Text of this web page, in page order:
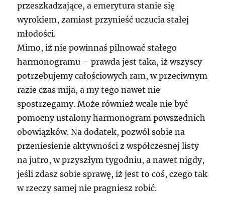
przeszkadzające, a emerytura stanie się
wyrokiem, zamiast przynieść uczucia stałej
młodości.
Mimo, iż nie powinnaś pilnować stałego
harmonogramu – prawda jest taka, iż wszyscy
potrzebujemy całościowych ram, w przeciwnym
razie czas mija, a my tego nawet nie
spostrzegamy. Może również wcale nie być
pomocny ustalony harmonogram powszednich
obowiązków. Na dodatek, pozwól sobie na
przeniesienie aktywności z współczesnej listy
na jutro, w przyszłym tygodniu, a nawet nigdy,
jeśli zdasz sobie sprawę, iż jest to coś, czego tak
w rzeczy samej nie pragniesz robić.